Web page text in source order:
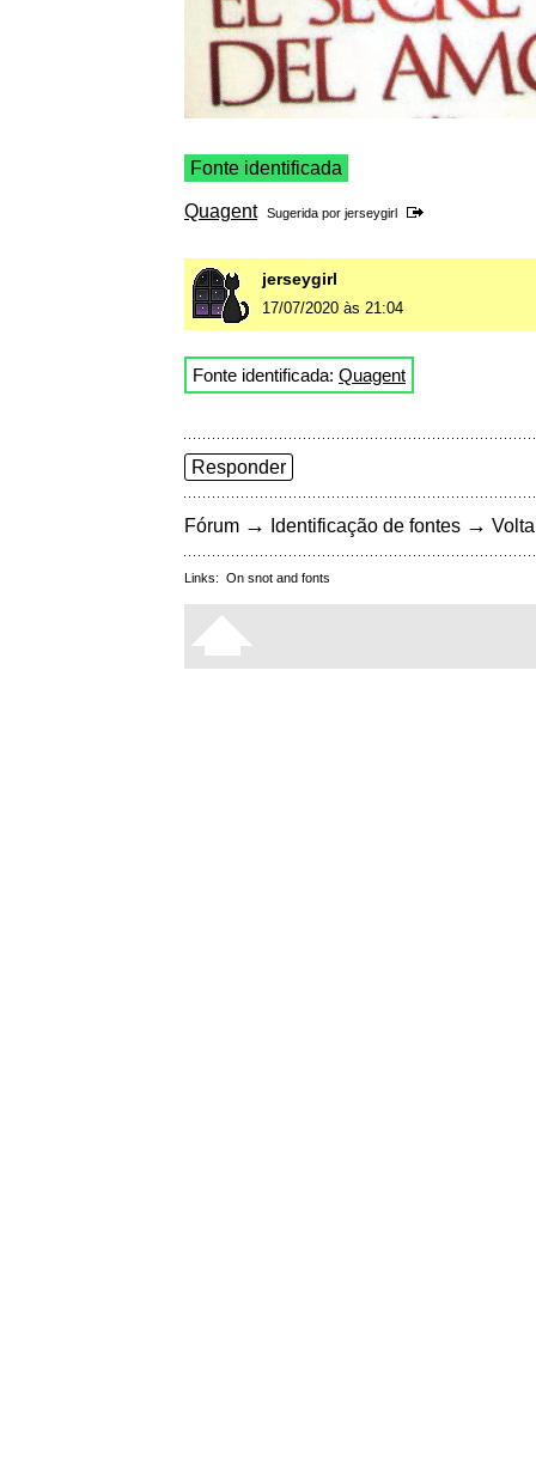
Fonte identificada
Quagent Sugerida por jerseygirl
jerseygirl
17/07/2020 às 21:04
Fonte identificada: Quagent
Responder
Fórum → Identificação de fontes →
Links: On snot and fonts